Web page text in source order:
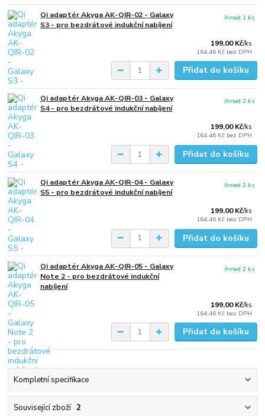
Qi adaptér Akyga AK-QIR-02 - Galaxy
S3 - pro bezdrátové indukční nabíjení
199,00 Kč/ks
164,46 Kč bez DPH
ihned 1 ks
Přidat do košíku
Qi adaptér Akyga AK-QIR-03 - Galaxy
S4 - pro bezdrátové indukční nabíjení
199,00 Kč/ks
164,46 Kč bez DPH
ihned 2 ks
Přidat do košíku
Qi adaptér Akyga AK-QIR-04 - Galaxy
S5 - pro bezdrátové indukční nabíjení
199,00 Kč/ks
164,46 Kč bez DPH
ihned 2 ks
Přidat do košíku
Qi adaptér Akyga AK-QIR-05 - Galaxy
Note 2 - pro bezdrátové indukční
nabíjení
199,00 Kč/ks
164,46 Kč bez DPH
ihned 2 ks
Přidat do košíku
Kompletní specifikace
Související zboží 2